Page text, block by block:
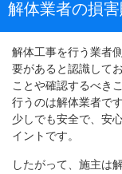
解体業者の損
解体工事を行う業者
要があると認識して
ことや確認するべき
行うのは解体業者で
少しでも安全で、安
イントです。
したがって、施主は